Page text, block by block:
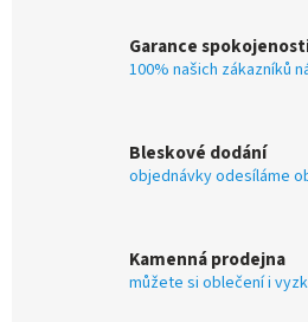
Garance
100% našich zákazníků
Bleskové dodání
objednávky odesíláme
Kamenná prodejna
můžete si oblečení i